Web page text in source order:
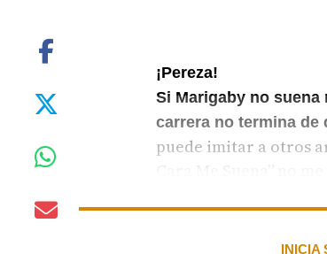
¡Pereza!
Si Marigaby no
carrera no termina de
puede imitar a otros
Cara Me Suena” no
Hagamos una
palabras.
INICIA